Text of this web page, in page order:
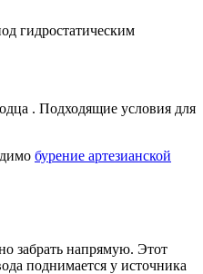
гидростатическим
. Подходящие условия для
бурение артезианской
забрать напрямую. Этот
поднимается у источника